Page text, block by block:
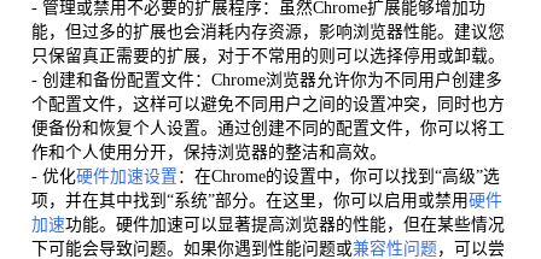
- 管理或禁用不必要的扩展程序：虽然Chrome扩展能够增加功
能，但过多的扩展也会消耗内存资源，影响浏览器性能。建议您
只保留真正需要的扩展，对于不常用的则可以选择停用或卸载。
- 创建和备份配置文件：Chrome浏览器允许你为不同用户创建多
个配置文件，这样可以避免不同用户之间的设置冲突，同时也方
便备份和恢复个人设置。通过创建不同的配置文件，你可以将工
作和个人使用分开，保持浏览器的整洁和高效。
- 优化硬件加速设置 ：在Chrome的设置中，你可以找到“高级”选
项，并在其中找到“系统”部分。在这里，你可以启用或禁用硬件
加速功能。硬件加速可以显著提高浏览器的性能，但在某些情况
下可能会导致问题。如果你遇到性能问题或兼容性问题，可以尝